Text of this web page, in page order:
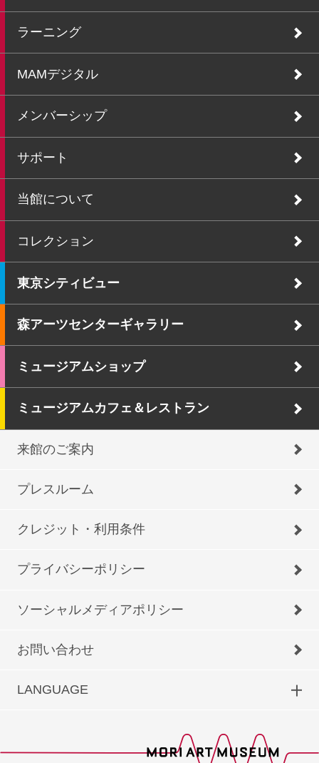
ラーニング
MAMデジタル
メンバーシップ
サポート
当館について
コレクション
東京シティビュー
森アーツセンターギャラリー
ミュージアムショップ
ミュージアムカフェ＆レストラン
来館のご案内
プレスルーム
クレジット・利用条件
プライバシーポリシー
ソーシャルメディアポリシー
お問い合わせ
LANGUAGE